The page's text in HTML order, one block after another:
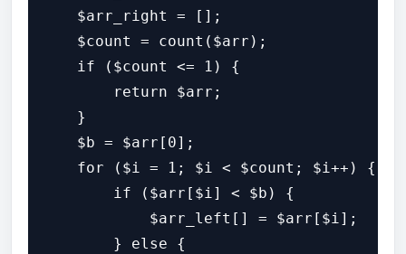
    $arr_right = [];
    $count = count($arr);
    if ($count <= 1) {
        return $arr;
    }
    $b = $arr[0];
    for ($i = 1; $i < $count; $i++) {
        if ($arr[$i] < $b) {
            $arr_left[] = $arr[$i];
        } else {